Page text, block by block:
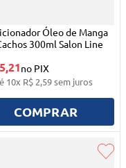
Óleo de Manga
300ml Salon Line
no PIX
10x R$ 2,59sem juros
COMPRAR